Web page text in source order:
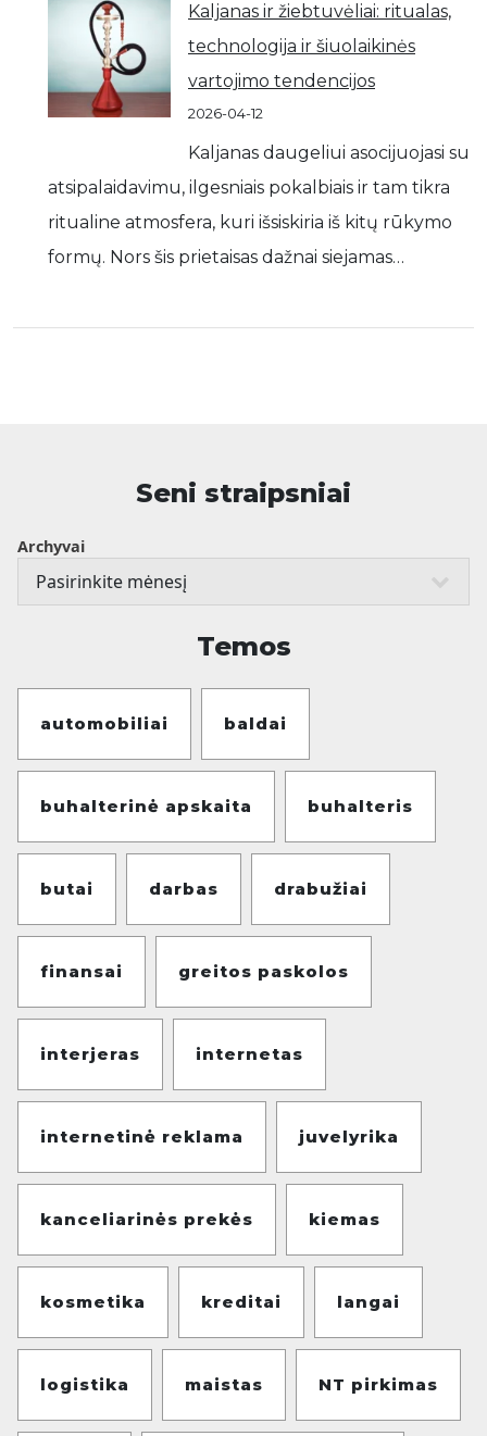
Kaljanas ir žiebtuvėliai: ritualas,
technologija ir šiuolaikinės
vartojimo tendencijos
2026-04-12
Kaljanas daugeliui asocijuojasi su
atsipalaidavimu, ilgesniais pokalbiais ir tam tikra
ritualine atmosfera, kuri išsiskiria iš kitų rūkymo
formų. Nors šis prietaisas dažnai siejamas…
Seni straipsniai
Archyvai
Temos
automobiliai baldai
buhalterinė apskaita buhalteris
butai darbas drabužiai
finansai greitos paskolos
interjeras internetas
internetinė reklama juvelyrika
kanceliarinės prekės kiemas
kosmetika kreditai langai
logistika maistas NT pirkimas